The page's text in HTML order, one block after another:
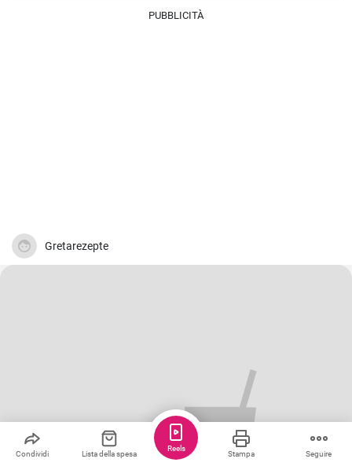
perfettamente con il pomodoro, creando un condimento delizioso
PUBBLICITÀ
Gretarezepte
Condividi Lista della spesa Stampa Seguire
Reels